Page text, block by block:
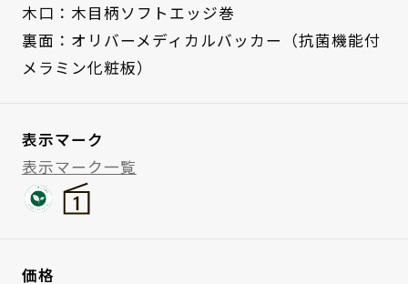
木口：木目柄ソフトエッジ巻
裏面：オリバーメディカルバッカー（抗菌機能付
メラミン化粧板）
表示マーク
表示マーク一覧
価格